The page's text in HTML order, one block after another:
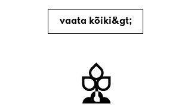
vaata kõiki&gt;